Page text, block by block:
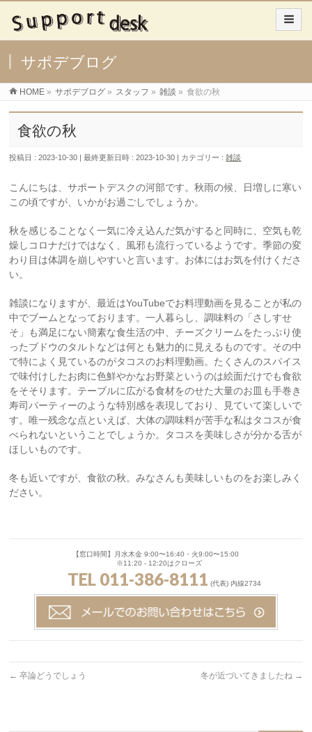
サポデブログ
HOME » サポデブログ » スタッフ » 雑談 » 食欲の秋
食欲の秋
投稿日 : 2023-10-30 最終更新日時 : 2023-10-30 カテゴリー :雑談
こんにちは、サポートデスクの河部です。秋雨の候、日増しに寒い
この頃ですが、いかがお過ごしでしょうか。
秋を感じることなく一気に冷え込んだ気がすると同時に、空気も乾
燥しコロナだけではなく、風邪も流行っているようです。季節の変
わり目は体調を崩しやすいと言います。お体にはお気を付けくださ
い。
雑談になりますが、最近はYouTubeでお料理動画を見ることが私の
中でブームとなっております。一人暮らし、調味料の「さしすせ
そ」も満足にない簡素な食生活の中、チーズクリームをたっぷり使
ったブドウのタルトなどは何とも魅力的に見えるものです。その中
で特によく見ているのがタコスのお料理動画。たくさんのスパイス
で味付けしたお肉に色鮮やかなお野菜というのは絵面だけでも食欲
をそそります。テーブルに広がる食材をのせた大量のお皿も手巻き
寿司パーティーのような特別感を表現しており、見ていて楽しいで
す。唯一残念な点といえば、大体の調味料が苦手な私はタコスが食
べられないということでしょうか。タコスを美味しさが分かる舌が
ほしいものです。
冬も近いですが、食欲の秋。みなさんも美味しいものをお楽しみく
ださい。
【窓口時間】月水木金 9:00〜16:40・火9:00〜15:00
※11:20 - 12:20はクローズ
TEL 011-386-8111 (代表) 内線2734
← 卒論どうでしょう 冬が近づいてきましたね →